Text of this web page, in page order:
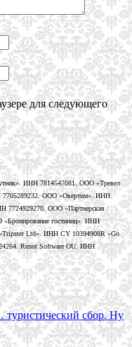
для следующего
ИНН 7814547081. ООО «Тревел
7705289232. ООО «Овертим». ИНН
7724929270. ООО «Партнерская
гостиниц». ИНН
Ltd». ИНН CY 10394908R «Go
Renot Software OU. ИНН
сбор. Ну